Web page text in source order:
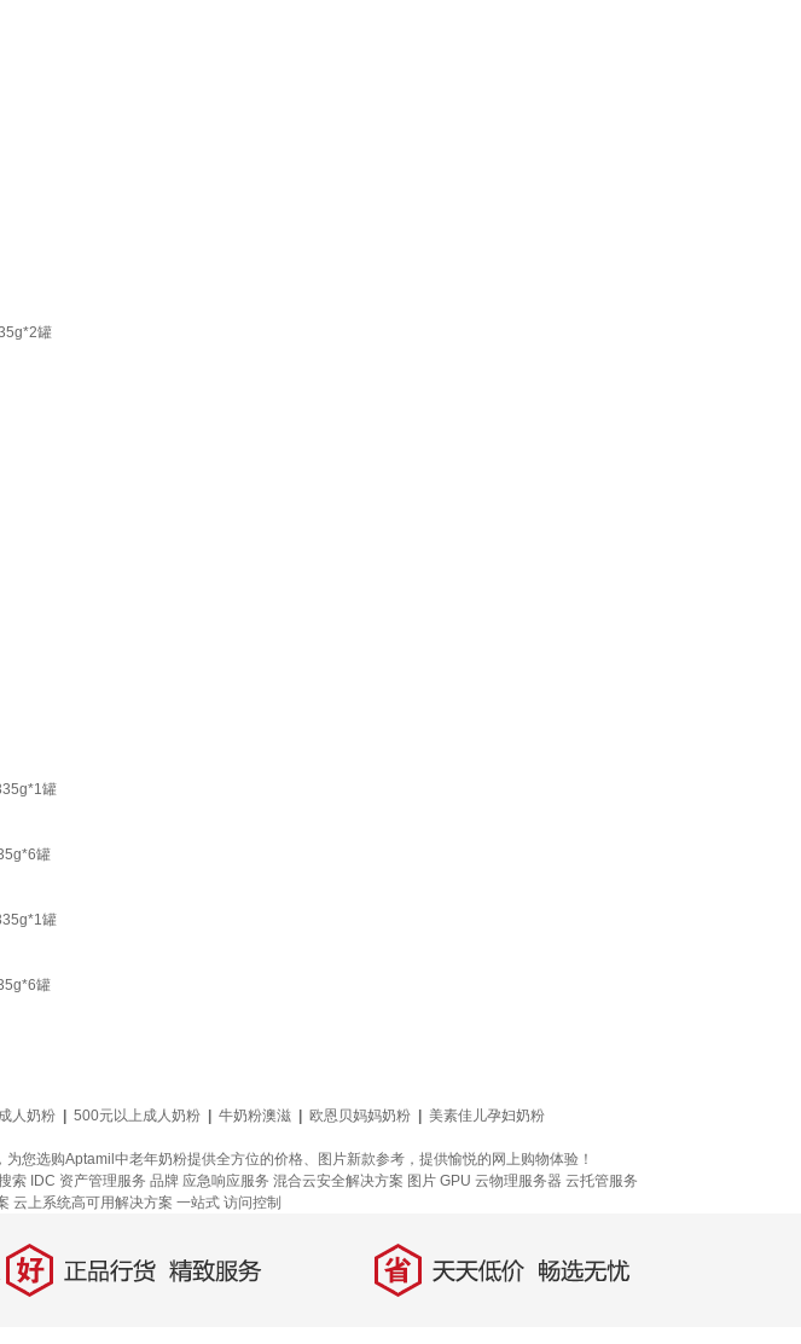
罐
罐
罐
罐
罐
人奶粉 500元以上成人奶粉 牛奶粉澳滋 欧恩贝妈妈奶粉
美素佳儿孕妇奶粉
您选购Aptamil中老年奶粉提供全方位的价格、图片新款参考，提供愉悦的网上购物体验！
索 IDC 资产管理服务 品牌 应急响应服务 混合云安全解决方案 图片 GPU 云物理服务器 云托管服务
云上系统高可用解决方案 一站式 访问控制
好 正品行货，精致服务 省 天天低价，畅选无忧